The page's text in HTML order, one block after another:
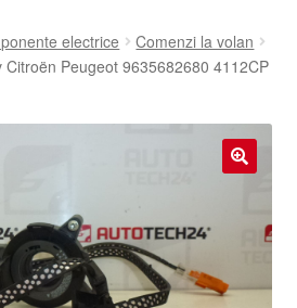
electrice
Comenzi la volan
Citroën Peugeot 9635682680 4112CP